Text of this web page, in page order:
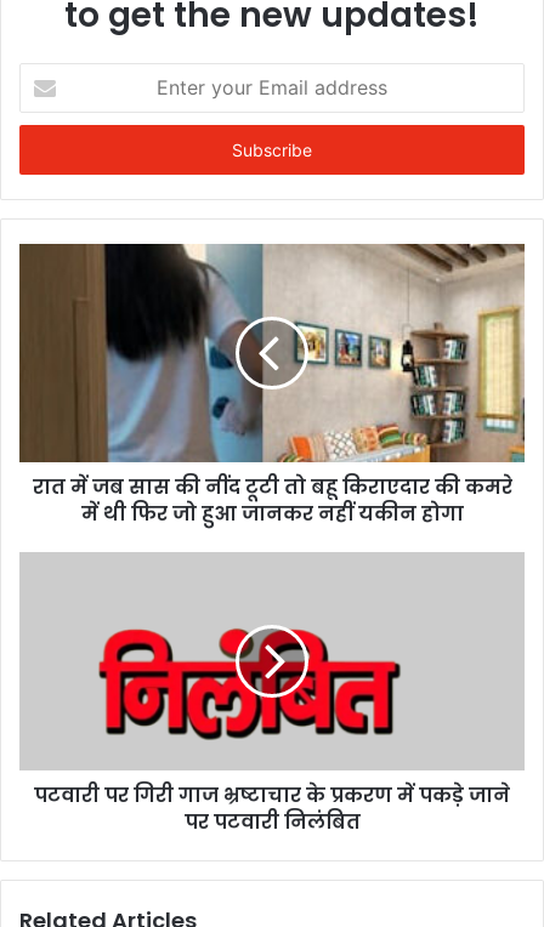
to get the new updates!
your
Email
रात में जब सास की नींद टूटी तो बहू किराएदार की कमरे
में थी फिर जो हुआ जानकर नहीं यकीन होगा
पटवारी पर गिरी गाज भ्रष्टाचार के प्रकरण में पकड़े जाने
पर पटवारी निलंबित
Related Articles